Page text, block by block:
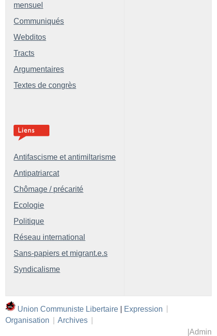
mensuel
Communiqués
Webditos
Tracts
Argumentaires
Textes de congrès
Antifascisme et antimiltarisme
Antipatriarcat
Chômage / précarité
Ecologie
Politique
Réseau international
Sans-papiers et migrant.e.s
Syndicalisme
Union Communiste Libertaire | Expression
Organisation
Archives
Admin